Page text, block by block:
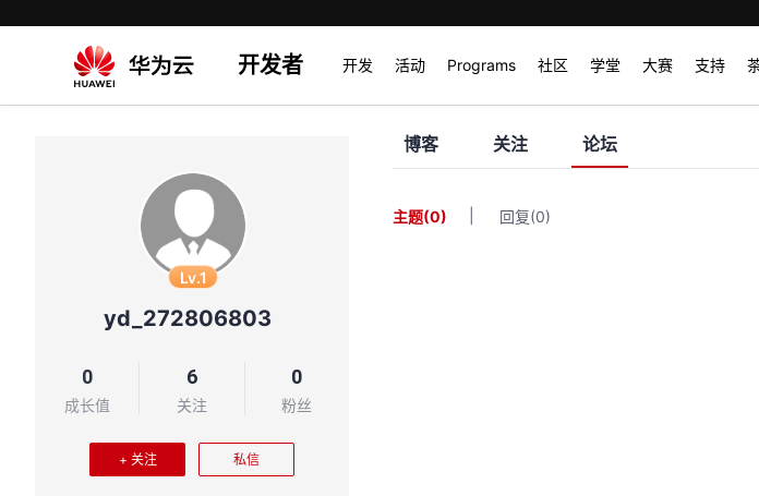
开发者 开发 活动 Programs 社区 学堂 大赛 支持
Lv.1
yd_272806803
0
成长值
6
关注
0
粉丝
+ 关注 私信
博客 关注 论坛
主题(0) 回复(0)